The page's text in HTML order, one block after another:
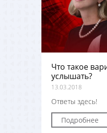
Что такое
услышать?
13.03.2018
Ответы здесь!
Подробнее